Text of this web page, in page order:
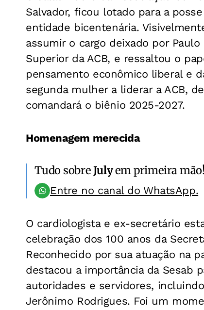
Salvador, ficou lotado para a
entidade bicentenária.
assumir o cargo deixado por
Superior da ACB, e ressaltou o
pensamento econômico liberal e
segunda mulher a liderar a ACB,
comandará o biênio 2025-2027.
Homenagem merecida
Tudo sobreJulyem primeira mão!
Entre no canal do WhatsApp.
O cardiologista e ex-secretário
celebração dos 100 anos da
Reconhecido por sua atuação na
destacou a importância da Sesab
autoridades e servidores,
Jerônimo Rodrigues. Foi um